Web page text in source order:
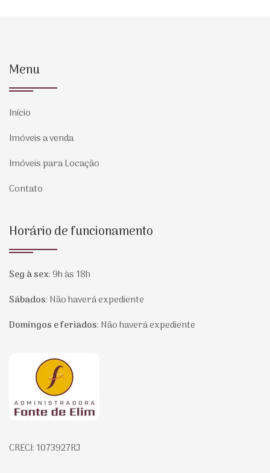
Menu
Início
Imóveis a venda
Imóveis para Locação
Contato
Horário de funcionamento
Seg à sex:9h às 18h
Sábados: Não haverá expediente
Domingos e feriados: Não haverá expediente
Página inicial
CRECI: 1073927RJ